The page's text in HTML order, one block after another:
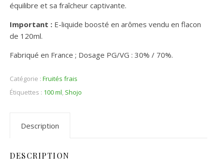
équilibre et sa fraîcheur captivante.
Important : E-liquide boosté en arômes vendu en flacon
de 120ml.
Fabriqué en France ; Dosage PG/VG : 30% / 70%.
Catégorie : Fruités frais
Étiquettes : 100 ml, Shojo
Description
DESCRIPTION